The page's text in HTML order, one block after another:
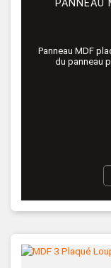
PANNEAU
Panneau MDF
du panneau